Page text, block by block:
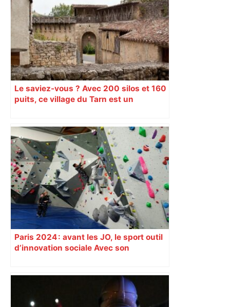
Le saviez-vous ? Avec 200 silos et 160
puits, ce village du Tarn est un
Paris 2024 : avant les JO, le sport outil
d’innovation sociale Avec son
soutient depuis deux ans des
centaines de projets à vocation sociale.
Exemple à Toulouse et à Tarbes, avec